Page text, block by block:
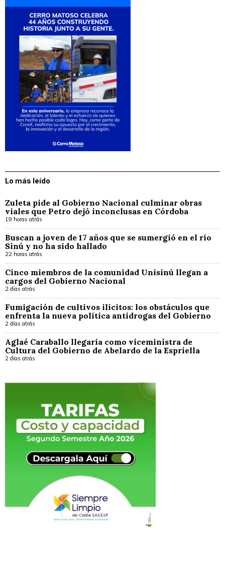
Lo más leído
Zuleta pide al Gobierno Nacional culminar obras
viales que Petro dejó inconclusas en Córdoba
19 horas atrás
Buscan a joven de 17 años que se sumergió en el río
Sinú y no ha sido hallado
22 horas atrás
Cinco miembros de la comunidad Unisinú llegan a
cargos del Gobierno Nacional
2 días atrás
Fumigación de cultivos ilícitos: los obstáculos que
enfrenta la nueva política antidrogas del Gobierno
2 días atrás
Aglaé Caraballo llegaría como viceministra de
Cultura del Gobierno de Abelardo de la Espriella
2 días atrás